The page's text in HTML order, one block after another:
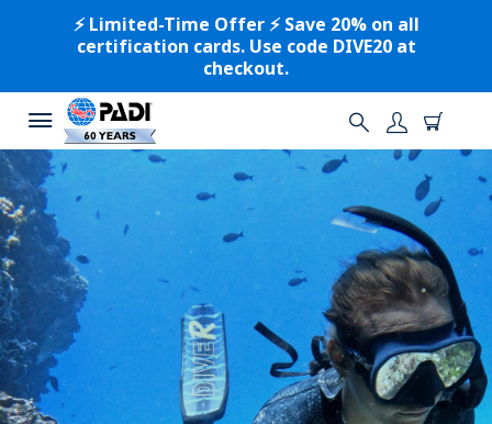
⚡️ Limited-Time Offer ⚡️ Save 20% on all
certification cards. Use code DIVE20 at
checkout.